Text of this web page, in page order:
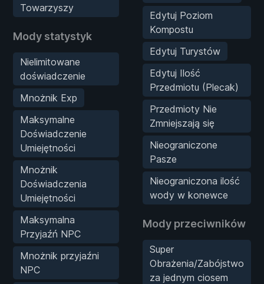
Towarzyszy
Mody statystyk
Nielimitowane
doświadczenie
Mnożnik Exp
Maksymalne
Doświadczenie
Umiejętności
Mnożnik
Doświadczenia
Umiejętności
Maksymalna
Przyjaźń NPC
Mnożnik przyjaźni
NPC
Edytuj Poziom
Kompostu
Edytuj Turystów
Edytuj Ilość
Przedmiotu (Plecak)
Przedmioty Nie
Zmniejszają się
Nieograniczone
Pasze
Nieograniczona ilość
wody w konewce
Mody przeciwników
Super
Obrażenia/Zabójstwo
za jednym ciosem